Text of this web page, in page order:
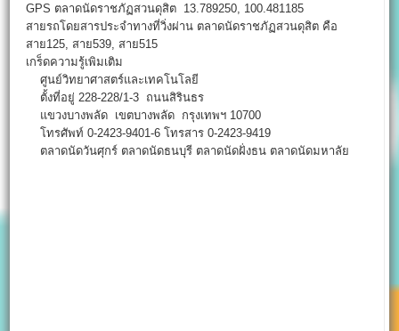
GPS ตลาดนัดราชภัฏสวนดุสิต 13.789250, 100.481185
สายรถโดยสารประจำทางที่วิ่งผ่าน ตลาดนัดราชภัฏสวนดุสิต คือ
สาย125, สาย539, สาย515
เกร็ดความรู้เพิมเติม
ศูนย์วิทยาศาสตร์และเทคโนโลยี
ตั้งที่อยู่ 228-228/1-3 ถนนสิรินธร
แขวงบางพลัด เขตบางพลัด กรุงเทพฯ 10700
โทรศัพท์ 0-2423-9401-6 โทรสาร 0-2423-9419
ตลาดนัดวันศุกร์ ตลาดนัดธนบุรี ตลาดนัดฝั่งธน ตลาดนัดมหาลัย